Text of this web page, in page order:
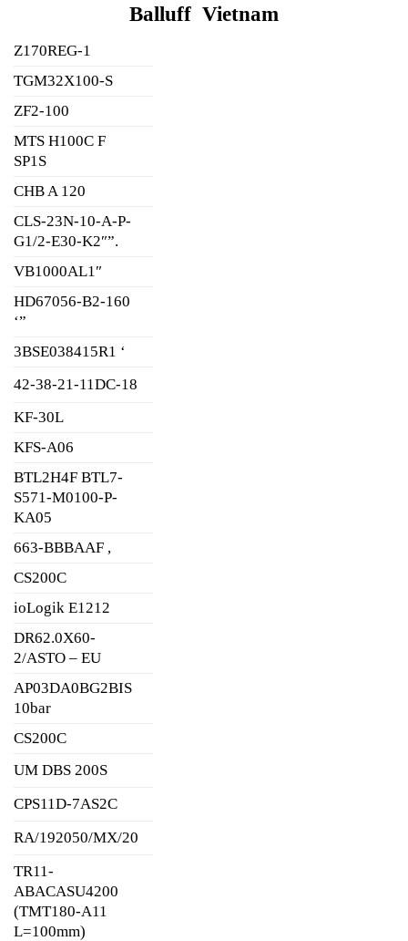
Balluff Vietnam
Z170REG-1
TGM32X100-S
ZF2-100
MTS H100C F
SP1S
CHB A 120
CLS-23N-10-A-P-
G1/2-E30-K2″”.
VB1000AL1″
HD67056-B2-160
‘”
3BSE038415R1 ‘
42-38-21-11DC-18
KF-30L
KFS-A06
BTL2H4F BTL7-
S571-M0100-P-
KA05
663-BBBAAF ,
CS200C
ioLogik E1212
DR62.0X60-
2/ASTO – EU
AP03DA0BG2BIS
10bar
CS200C
UM DBS 200S
CPS11D-7AS2C
RA/192050/MX/20
TR11-
ABACASU4200
(TMT180-A11
L=100mm)